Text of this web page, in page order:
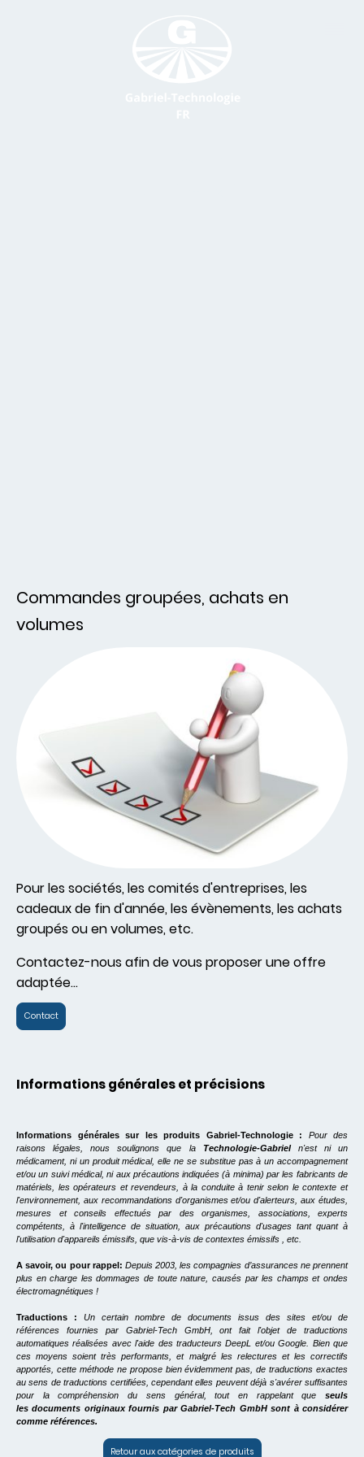
Commandes groupées, achats en
volumes
Pour les sociétés, les comités d'entreprises, les
cadeaux de fin d'année, les évènements, les achats
groupés ou en volumes, etc.
Contactez-nous afin de vous proposer une offre
adaptée...
Contact
Informations générales et précisions
Informations générales sur les produits Gabriel-Technologie : Pour des
raisons légales, nous soulignons que la
Technologie-Gabrieln'est ni un
médicament, ni un produit médical, elle ne se substitue pas à un accompagnement
et/ou un suivi médical, ni aux précautions indiquées (à minima) par les fabricants de
matériels, les opérateurs et revendeurs, à la conduite à tenir selon le contexte et
l'environnement, aux recommandations d'organismes et/ou d'alerteurs, aux études,
mesures et conseils effectués par des organismes, associations, experts
compétents, à l'intelligence de situation, aux précautions d'usages tant quant à
l'utilisation d'appareils émissifs, que vis-à-vis de contextes émissifs , etc.
A savoir, ou pour rappel: Depuis 2003, les compagnies d’assurances ne prennent
plus en charge les dommages de toute nature, causés par les champs et ondes
électromagnétiques !
Traductions :
Un certain nombre de documents issus des sites et/ou de
références fournies par Gabriel-Tech GmbH, ont fait l'objet de traductions
automatiques réalisées avec l'aide des traducteurs DeepL et/ou Google. Bien que
ces moyens soient très performants, et malgré les relectures et les correctifs
apportés, cette méthode ne propose bien évidemment pas, de traductions exactes
au sens de traductions certifiées, cependant elles peuvent déjà s'avérer suffisantes
pour la compréhension du sens général, tout en rappelant que seuls
les documents originaux fournis par Gabriel-Tech GmbH sont à considérer
comme références.
Retour aux catégories de produits